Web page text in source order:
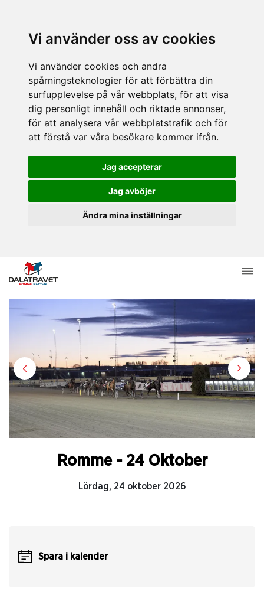
Vi använder oss av cookies
Vi använder cookies och andra
spårningsteknologier för att förbättra din
surfupplevelse på vår webbplats, för att visa
dig personligt innehåll och riktade annonser,
för att analysera vår webbplatstrafik och för
att förstå var våra besökare kommer ifrån.
Jag accepterar
Jag avböjer
Ändra mina inställningar
Romme - 24 Oktober
Lördag, 24 oktober 2026
Spara i kalender